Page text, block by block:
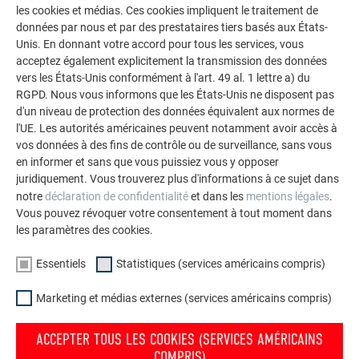
polyvalence de l’aluminium. Découvrez d’autres projets
impressionnants avec les solutions en aluminium
durables de PREFA pour toitures, systèmes solaires et
façades.
VOIR DAVANTAGE DE RÉFÉRENCES
les cookies et médias. Ces cookies impliquent le traitement de
données par nous et par des prestataires tiers basés aux États-
Unis. En donnant votre accord pour tous les services, vous
acceptez également explicitement la transmission des données
vers les États-Unis conformément à l'art. 49 al. 1 lettre a) du
RGPD. Nous vous informons que les États-Unis ne disposent pas
d'un niveau de protection des données équivalent aux normes de
l'UE. Les autorités américaines peuvent notamment avoir accès à
vos données à des fins de contrôle ou de surveillance, sans vous
en informer et sans que vous puissiez vous y opposer
juridiquement. Vous trouverez plus d'informations à ce sujet dans
notredéclaration de confidentialitéet dans les mentions légales.
Vous pouvez révoquer votre consentement à tout moment dans
les paramètres des cookies.
Essentiels Statistiques (services américains compris)
Marketing et médias externes (services américains compris)
ACCEPTER TOUS LES COOKIES (SERVICES AMÉRICAINS